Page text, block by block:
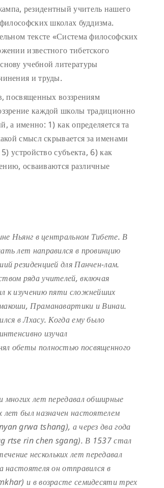
резидентный учитель нашего
школах буддизма.
тексте «Система философских
известного тибетского
учебной литературы
и труды.
посвященных воззрениям
каждой школы традиционно
а именно: 1) как определяется та
смысл скрывается за именами
устройство субъекта, 6) как
осваиваются различные
Ньянг в центральном Тибете. В
лет направился в провинцию
резиденцией для Панчен-лам.
ряда учителей, включая
к изучению пяти сложнейших
Праманавартики и Винаи.
в Лхасу. Когда ему было
изучал
обеты полностью посвященного
лет передавал обширные
был назначен настоятелем
grwa tshang), а через два года
rtse rin chen sgang). В 1537 стал
нескольких лет передавал
настоятеля он отправился в
и в возрасте семидесяти трех